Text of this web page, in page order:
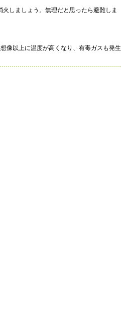
しましょう。無理だと思ったら避難しま
像以上に温度が高くなり、有毒ガスも発生